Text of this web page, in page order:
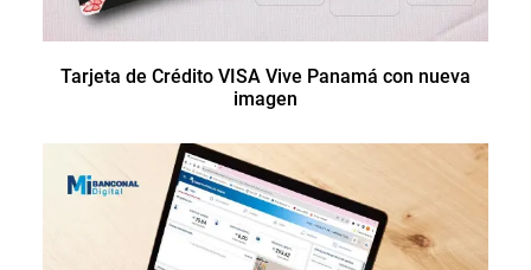
Tarjeta de Crédito VISA Vive Panamá con nueva
imagen